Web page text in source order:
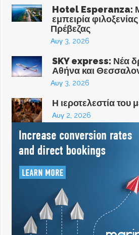
Hotel Esperanza:
εμπειρία
Πρέβεζας
Αυγ 3, 2026
SKY express: Νέα
Αθήνα και
Αυγ 3, 2026
Η ιεροτελεστία του
Αυγ 2, 2026